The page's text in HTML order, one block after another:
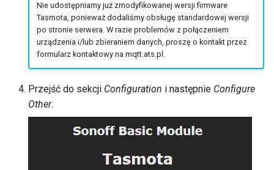
Nie udostępniamy już zmodyfikowanej wersji firmware
Tasmota, ponieważ dodaliśmy obsługę standardowej wersji
po stronie serwera. W razie problemów z połączeniem
urządzenia i/lub zbieraniem danych, proszę o kontakt przez
formularz kontaktowy na mqtt.ats.pl.
Przejść do sekcji Configuration i następnie Configure
Other.